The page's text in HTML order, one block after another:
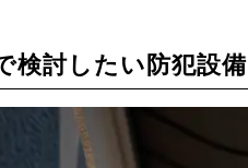
検討したい防犯設備